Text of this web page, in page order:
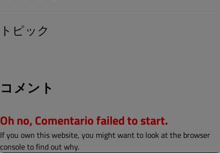
トピック
コメント
Oh no, Comentario failed to start.
If you own this website, you might want to look at the browser
console to find out why.